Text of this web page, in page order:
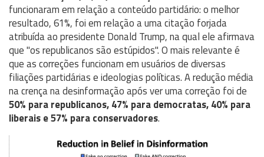
funcionaram em relação a conteúdo partidário: o melhor
resultado, 61%, foi em relação a uma citação forjada
atribuída ao presidente Donald Trump, na qual ele afirmava
que "os republicanos são estúpidos". O mais relevante é
que as correções funcionam em usuários de diversas
filiações partidárias e ideologias políticas. A redução média
na crença na desinformação após ver uma correção foi de
50% para republicanos, 47% para democratas, 40% para
liberais e 57% para conservadores.